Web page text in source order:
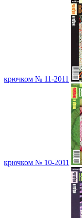
крючком № 11-2011
крючком № 10-2011